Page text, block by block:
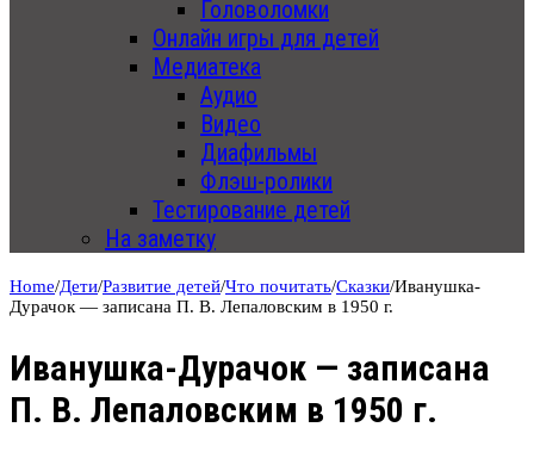
Головоломки
Онлайн игры для детей
Медиатека
Аудио
Видео
Диафильмы
Флэш-ролики
Тестирование детей
На заметку
Home/Дети/Развитие детей/Что почитать/Сказки/Иванушка-
Дурачок — записана П. В. Лепаловским в 1950 г.
Иванушка-Дурачок — записана
П. В. Лепаловским в 1950 г.